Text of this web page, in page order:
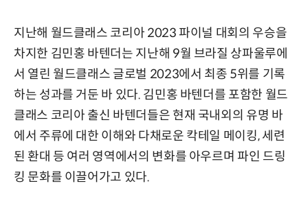
지난해 월드클래스 코리아 2023 파이널 대회의 우승을
차지한 김민홍 바텐더는 지난해 9월 브라질 상파울루에
서 열린 월드클래스 글로벌 2023에서 최종 5위를 기록
하는 성과를 거둔 바 있다. 김민홍 바텐더를 포함한 월드
클래스 코리아 출신 바텐더들은 현재 국내외의 유명 바
에서 주류에 대한 이해와 다채로운 칵테일 메이킹, 세련
된 환대 등 여러 영역에서의 변화를 아우르며 파인 드링
킹 문화를 이끌어가고 있다.